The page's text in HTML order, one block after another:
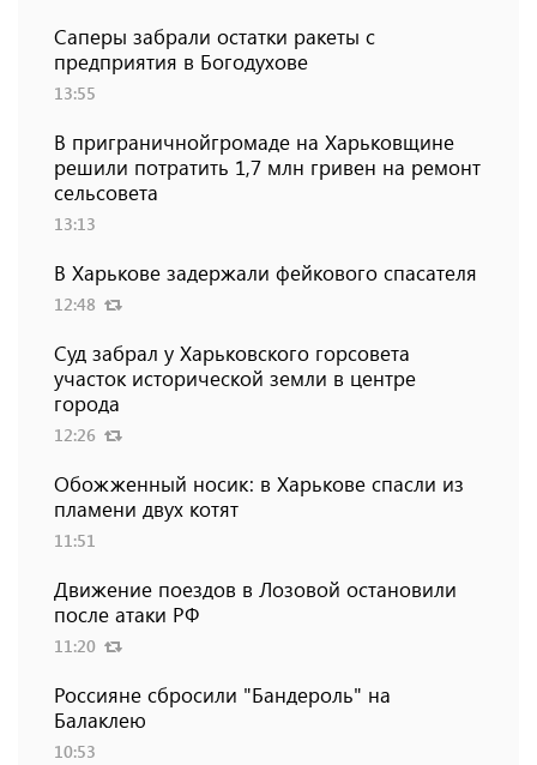
Саперы забрали остатки ракеты с
предприятия в Богодухове
13:55
В приграничнойгромаде на Харьковщине
решили потратить 1,7 млн ​​гривен на ремонт
сельсовета
13:13
В Харькове задержали фейкового спасателя
12:48
Суд забрал у Харьковского горсовета
участок исторической земли в центре
города
12:26
Обожженный носик: в Харькове спасли из
пламени двух котят
11:51
Движение поездов в Лозовой остановили
после атаки РФ
11:20
Россияне сбросили "Бандероль" на
Балаклею
10:53